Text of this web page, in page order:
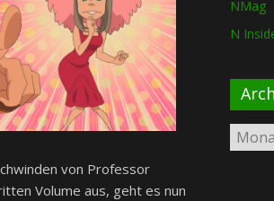
von Professor
Volume aus, geht es nun
NMag
N
Archiv